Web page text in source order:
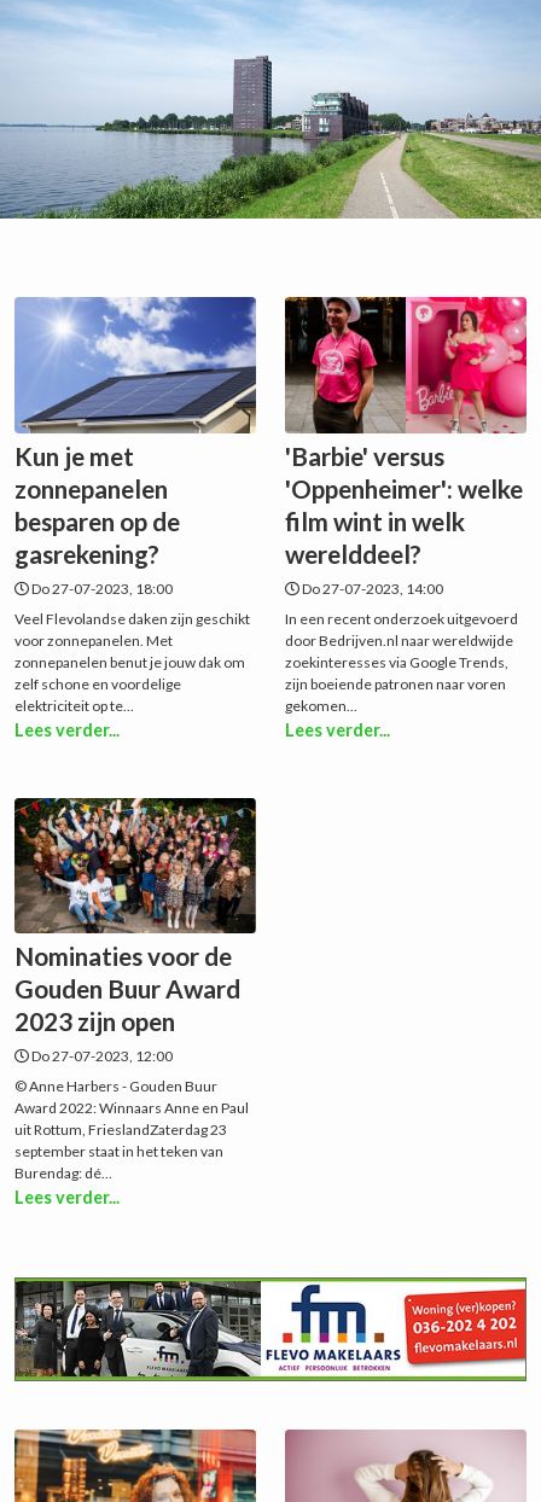
Kun je met
zonnepanelen
besparen op de
gasrekening?
Do 27-07-2023, 18:00
Veel Flevolandse daken zijn geschikt
voor zonnepanelen. Met
zonnepanelen benut je jouw dak om
zelf schone en voordelige
elektriciteit op te...
Lees verder...
'Barbie' versus
'Oppenheimer': welke
film wint in welk
werelddeel?
Do 27-07-2023, 14:00
In een recent onderzoek uitgevoerd
door Bedrijven.nl naar wereldwijde
zoekinteresses via Google Trends,
zijn boeiende patronen naar voren
gekomen...
Lees verder...
Nominaties voor de
Gouden Buur Award
2023 zijn open
Do 27-07-2023, 12:00
© Anne Harbers - Gouden Buur
Award 2022: Winnaars Anne en Paul
uit Rottum, FrieslandZaterdag 23
september staat in het teken van
Burendag: dé...
Lees verder...